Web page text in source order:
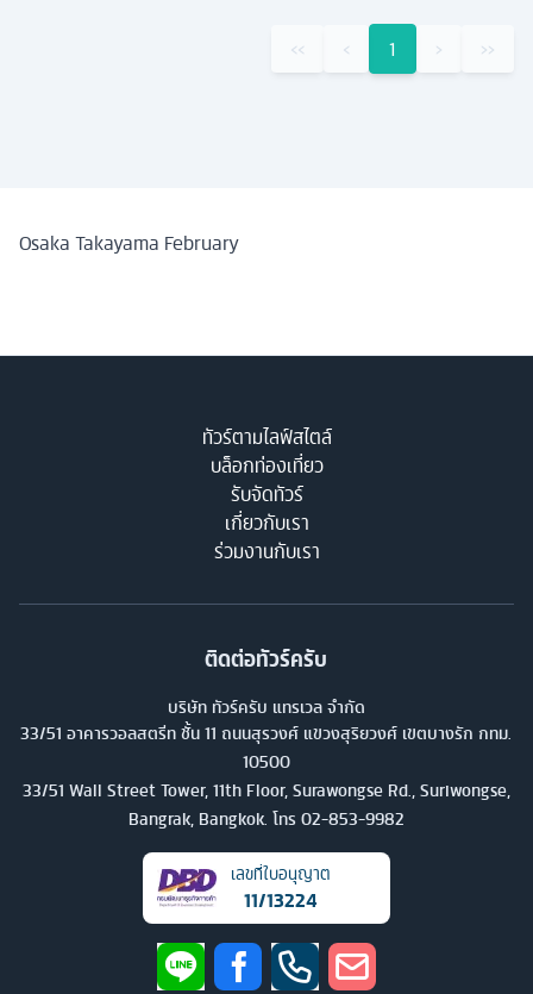
‹‹ ‹ 1 › ››
Osaka Takayama February
ทัวร์ตามไลฟ์สไตล์
บล็อกท่องเที่ยว
รับจัดทัวร์
เกี่ยวกับเรา
ร่วมงานกับเรา
ติดต่อทัวร์ครับ
บริษัท ทัวร์ครับ แทรเวล จำกัด
33/51 อาคารวอลสตรีท ชั้น 11 ถนนสุรวงศ์ แขวงสุริยวงศ์ เขตบางรัก กทม.
10500
33/51 Wall Street Tower, 11th Floor, Surawongse Rd., Suriwongse,
Bangrak, Bangkok. โทร 02-853-9982
เลขที่ใบอนุญาต
11/13224